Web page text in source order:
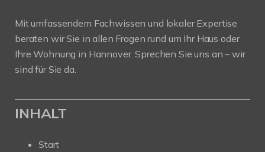
Mit umfassendem Fachwissen und lokaler Expertise
beraten wir Sie in allen Fragen rund um Ihr Haus oder
Ihre Wohnung in Hannover. Sprechen Sie uns an – wir
sind für Sie da.
INHALT
Start